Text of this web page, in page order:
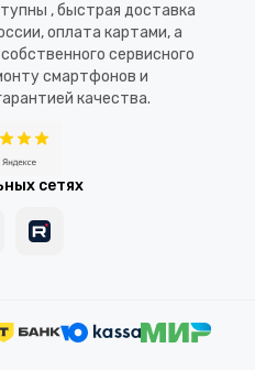
, быстрая доставка
оплата картами, а
сервисного
смартфонов и
качества.
сетях